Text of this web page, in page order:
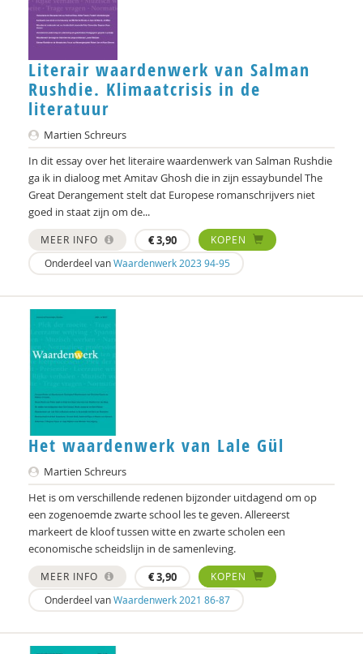
Ank Kramer
Niek Langeweg
Willeke Los
Jo Miles
Mieke Moor
H. Muijen
Bodil Ponte
Joost Raessens
Erik Rietveld
Heleen Rippen
Peter Rombouts
Bart van Rosmalen
R. Ruard Ganzevoort
Anouk Saleming
Sandra Schouten
Carmen Schuhmann
Oliver Schultz
Literair waardenwerk van Salman
Rushdie. Klimaatcrisis in de
literatuur
Martien Schreurs
In dit essay over het literaire waardenwerk van Salman Rushdie
ga ik in dialoog met Amitav Ghosh die in zijn essaybundel The
Great Derangement stelt dat Europese romanschrijvers niet
goed in staat zijn om de...
MEER INFO €3,90
KOPEN
Onderdeel vanWaardenwerk 2023 94-95
Het waardenwerk van Lale Gül
Martien Schreurs
Het is om verschillende redenen bijzonder uitdagend om op
een zogenoemde zwarte school les te geven. Allereerst
markeert de kloof tussen witte en zwarte scholen een
economische scheidslijn in de samenleving.
MEER INFO €3,90
KOPEN
Onderdeel vanWaardenwerk 2021 86-87